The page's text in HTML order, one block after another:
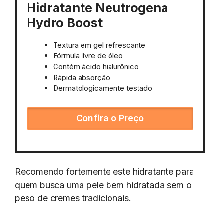
Hidratante Neutrogena
Hydro Boost
Textura em gel refrescante
Fórmula livre de óleo
Contém ácido hialurônico
Rápida absorção
Dermatologicamente testado
Confira o Preço
Recomendo fortemente este hidratante para
quem busca uma pele bem hidratada sem o
peso de cremes tradicionais.